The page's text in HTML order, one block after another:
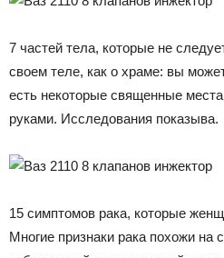
7 частей тела, которые не
своем теле, как о храме: вы
есть некоторые священные
руками. Исследования показыва.
15 симптомов рака, которые
Многие признаки рака похожи на